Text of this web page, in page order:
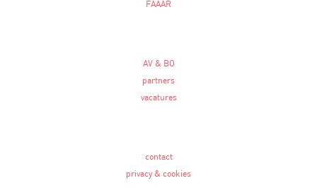
FAAAR
AV & BO
partners
vacatures
contact
privacy & cookies